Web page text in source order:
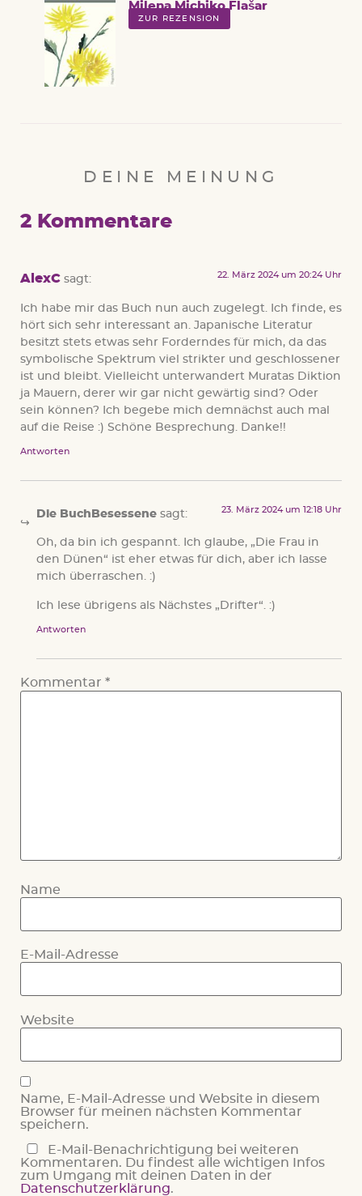
Milena Michiko Flašar
ZUR REZENSION
DEINE MEINUNG
2 Kommentare
AlexC sagt: 22. März 2024 um 20:24 Uhr
Ich habe mir das Buch nun auch zugelegt. Ich finde, es
hört sich sehr interessant an. Japanische Literatur
besitzt stets etwas sehr Forderndes für mich, da das
symbolische Spektrum viel strikter und geschlossener
ist und bleibt. Vielleicht unterwandert Muratas Diktion
ja Mauern, derer wir gar nicht gewärtig sind? Oder
sein können? Ich begebe mich demnächst auch mal
auf die Reise :) Schöne Besprechung. Danke!!
Antworten
Die BuchBesessene sagt: 23. März 2024 um 12:18 Uhr
Oh, da bin ich gespannt. Ich glaube, „Die Frau in
den Dünen“ ist eher etwas für dich, aber ich lasse
mich überraschen. :)
Ich lese übrigens als Nächstes „Drifter“. :)
Antworten
Kommentar *
Name
E-Mail-Adresse
Website
Name, E-Mail-Adresse und Website in diesem
Browser für meinen nächsten Kommentar
speichern.
E-Mail-Benachrichtigung bei weiteren
Kommentaren. Du findest alle wichtigen Infos
zum Umgang mit deinen Daten in der
Datenschutzerklärung.